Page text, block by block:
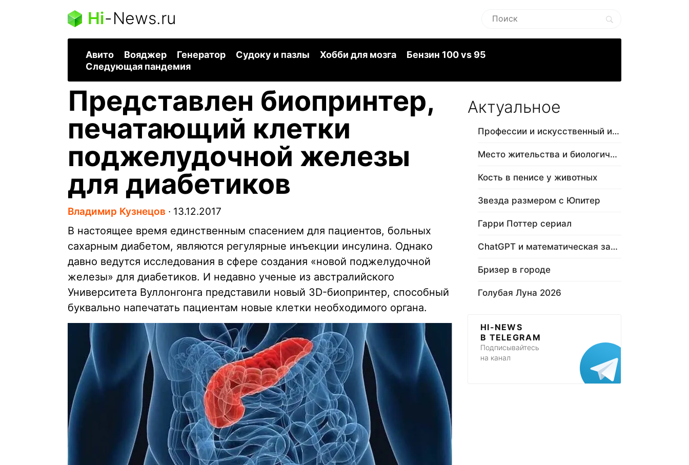
Hi-News.ru
Авито Вояджер Генератор Судоку и пазлы Хобби для мозга
Бензин 100 vs 95
Следующая пандемия
Представлен биопринтер,
печатающий клетки
поджелудочной железы
для диабетиков
Владимир Кузнецов ∙ 13.12.2017
В настоящее время единственным спасением для пациентов, больных
сахарным диабетом, являются регулярные инъекции инсулина. Однако
давно ведутся исследования в сфере создания «новой поджелудочной
железы» для диабетиков. И недавно ученые из австралийского
Университета Вуллонгонга представили новый 3D-биопринтер, способный
буквально напечатать пациентам новые клетки необходимого органа.
Актуальное
Профессии и искусственный интеллект
Место жительства и биологический в…
Кость в пенисе у животных
Звезда размером с Юпитер
Гарри Поттер сериал
ChatGPT и математическая задача
Бризер в городе
Голубая Луна 2026
HI-NEWS
В TELEGRAM
Подписывайтесь
на канал